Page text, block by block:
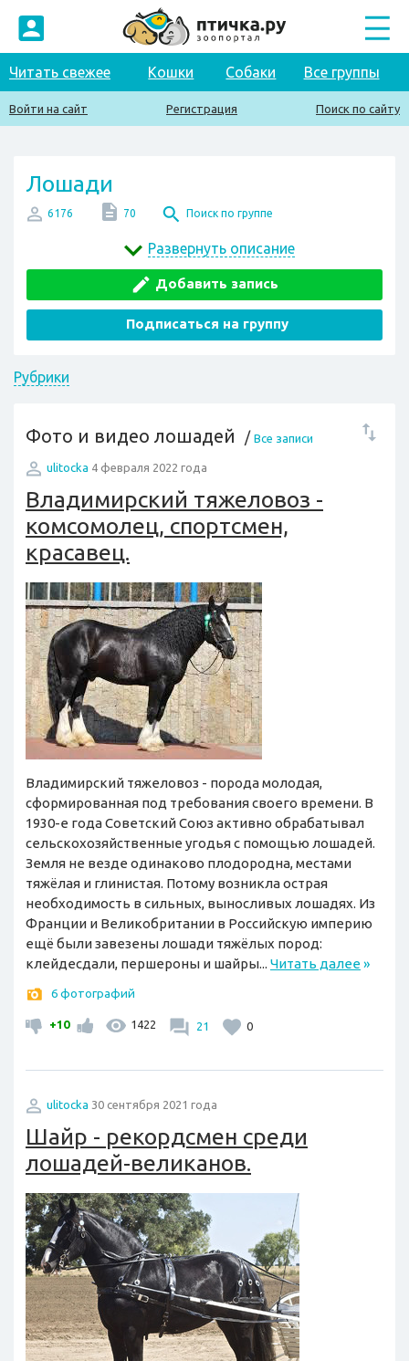
Читать свежее Кошки Собаки Все группы
Войти на сайт Регистрация Поиск по сайту
Лошади
6176 70 Поиск по группе
Развернуть описание
Добавить запись
Подписаться на группу
Рубрики
Фото и видео лошадей / Все записи
ulitocka 4 февраля 2022 года
Владимирский тяжеловоз -
комсомолец, спортсмен,
красавец.
Владимирский тяжеловоз - порода молодая,
сформированная под требования своего времени. В
1930-е года Советский Союз активно обрабатывал
сельскохозяйственные угодья с помощью лошадей.
Земля не везде одинаково плодородна, местами
тяжёлая и глинистая. Потому возникла острая
необходимость в сильных, выносливых лошадях. Из
Франции и Великобритании в Российскую империю
ещё были завезены лошади тяжёлых пород:
клейдесдали, першероны и шайры... Читать далее»
6 фотографий
+10 1422 21 0
ulitocka 30 сентября 2021 года
Шайр - рекордсмен среди
лошадей-великанов.